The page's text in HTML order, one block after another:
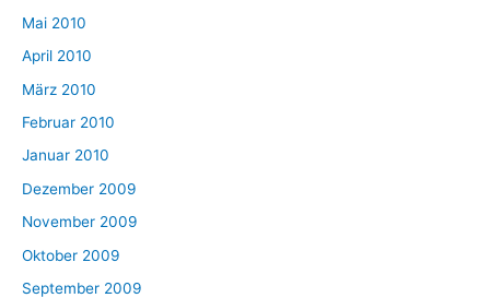
Mai 2010
April 2010
März 2010
Februar 2010
Januar 2010
Dezember 2009
November 2009
Oktober 2009
September 2009